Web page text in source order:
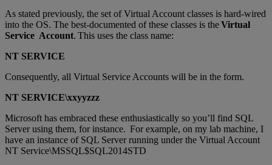
As stated previously, the set of Virtual Account classes is hard-wired
into the OS. The best-documented of these classes is theVirtual
Service Account. This uses the class name:
NT SERVICE
Consequently, all Virtual Service Accounts will be in the form.
NT SERVICE\xxyyzzz
Microsoft has embraced these enthusiastically so you’ll find SQL
Server using them, for instance. For example, on my lab machine, I
have an instance of SQL Server running under the Virtual Account
NT Service\MSSQL$SQL2014STD